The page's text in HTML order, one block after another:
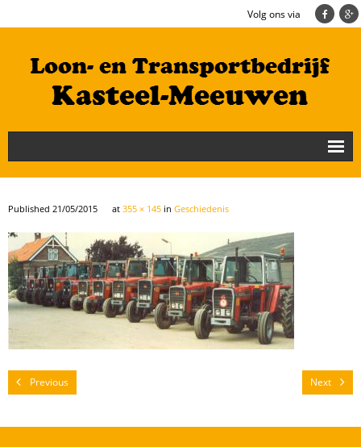
Volg ons via
Nieuws
Loonbedrijf
Transportbedrijf
Cultuurtechniek/Grondwerk
Geschiedenis
Video’s
Published 21/05/2015 at 355 × 145 in Geschiedenis
Previous Next